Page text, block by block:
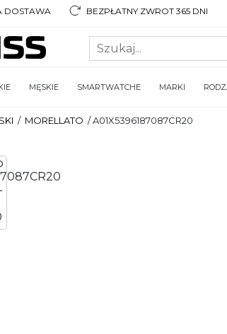
DOSTAWA BEZPŁATNY ZWROT 365 DNI
MĘSKIE SMARTWATCHE MARKI
/ MORELLATO /A01X5396187087CR20